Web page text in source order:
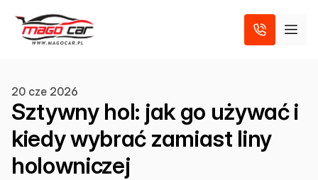
20 cze 2026
Sztywny hol: jak go używać i
kiedy wybrać zamiast liny
holowniczej